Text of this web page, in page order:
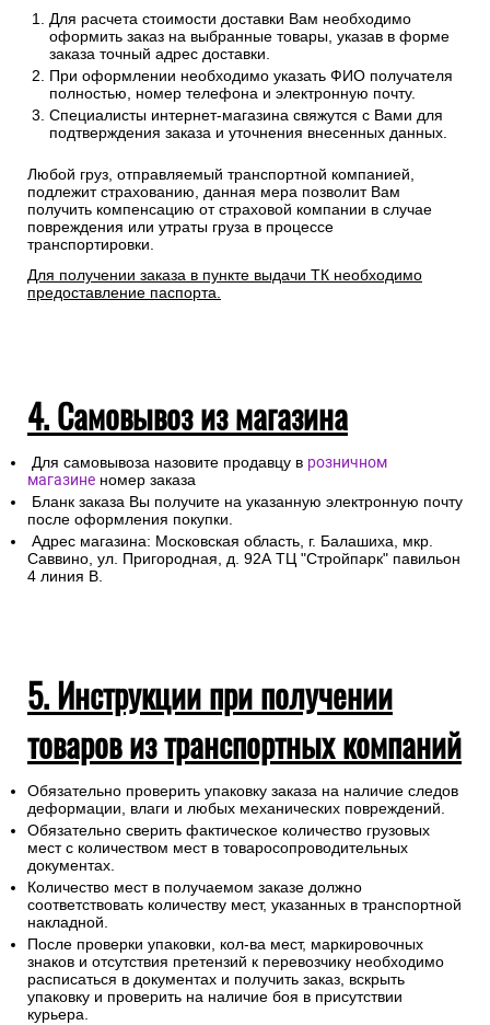
Для расчета стоимости доставки Вам необходимо
оформить заказ на выбранные товары, указав в форме
заказа точный адрес доставки.
При оформлении необходимо указать ФИО получателя
полностью, номер телефона и электронную почту.
Специалисты интернет-магазина свяжутся с Вами для
подтверждения заказа и уточнения внесенных данных.
Любой груз, отправляемый транспортной компанией,
подлежит страхованию, данная мера позволит Вам
получить компенсацию от страховой компании в случае
повреждения или утраты груза в процессе
транспортировки.
Для получении заказа в пункте выдачи ТК необходимо
предоставление паспорта.
4. Самовывоз из магазина
Для самовывоза назовите продавцу в розничном
магазине номер заказа
Бланк заказа Вы получите на указанную электронную почту
после оформления покупки.
Адрес магазина: Московская область, г. Балашиха, мкр.
Саввино, ул. Пригородная, д. 92А ТЦ "Стройпарк" павильон
4 линия В.
5. Инструкции при получении
товаров из транспортных компаний
Обязательно проверить упаковку заказа на наличие следов
деформации, влаги и любых механических повреждений.
Обязательно сверить фактическое количество грузовых
мест с количеством мест в товаросопроводительных
документах.
Количество мест в получаемом заказе должно
соответствовать количеству мест, указанных в транспортной
накладной.
После проверки упаковки, кол-ва мест, маркировочных
знаков и отсутствия претензий к перевозчику необходимо
расписаться в документах и получить заказ, вскрыть
упаковку и проверить на наличие боя в присутствии
курьера.